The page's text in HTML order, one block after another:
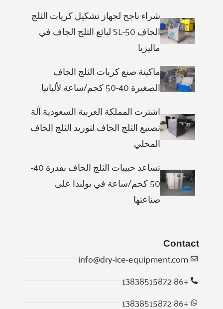
شراء ناجح لجهاز تشكيل كريات الثلج
الجاف SL-50 لبائع الثلج الجاف في
ماليزيا
ماكينة صنع كريات الثلج الجاف
الصغيرة 40-50 كجم/ساعة لألبانيا
اشترت المملكة العربية السعودية آلة
تصنيع الثلج الجاف لتوريد الثلج الجاف
المحلي
تساعد حبيبات الثلج الجاف بقدرة 40-
50 كجم/ساعة في بولندا على
صناعتها
Contact
info@dry-ice-equipment.com
+86 13838515872
+86 13838515872
Whatsapp
Email